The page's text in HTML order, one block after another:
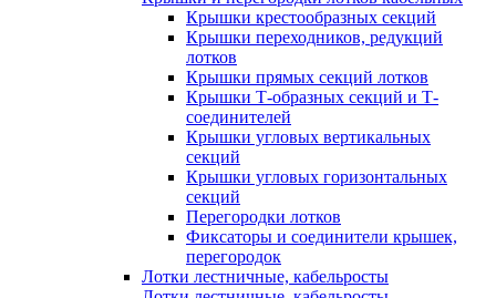
Крышки крестообразных секций
Крышки переходников, редукций
лотков
Крышки прямых секций лотков
Крышки Т-образных секций и Т-
соединителей
Крышки угловых вертикальных
секций
Крышки угловых горизонтальных
секций
Перегородки лотков
Фиксаторы и соединители крышек,
перегородок
Лотки лестничные, кабельросты